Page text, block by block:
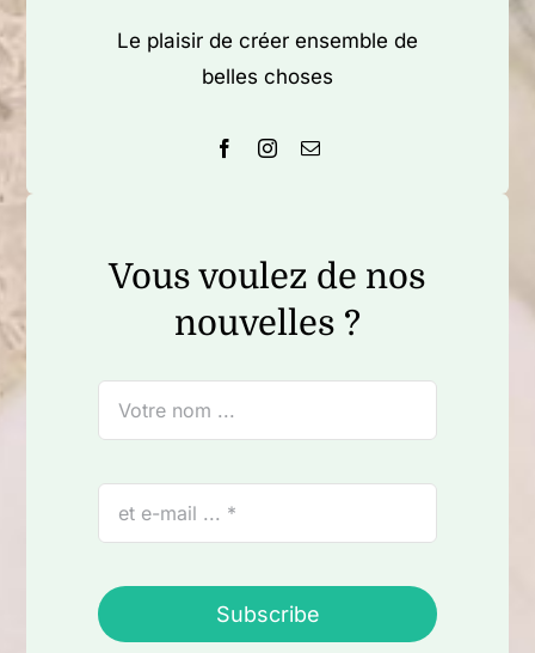
Le plaisir de créer ensemble de
belles choses
Vous voulez de nos
nouvelles ?
Subscribe